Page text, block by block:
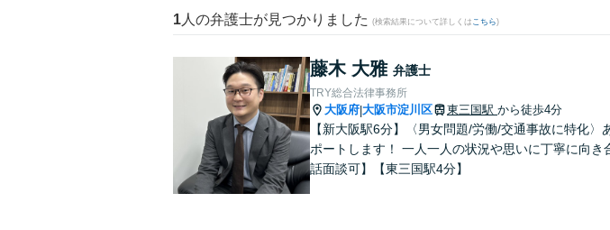
1 人の弁護士が見つかりました (検索結果について詳しくは こちら)
藤木 大雅 弁護士
TRY総合法律事務所
大阪府|大阪市淀川区 東三国駅 から徒歩4分
【新大阪駅6分】〈男女問題/労働/交通事故に特化
ポートします！ 一人一人の状況や思いに丁寧に向
話面談可】【東三国駅4分】